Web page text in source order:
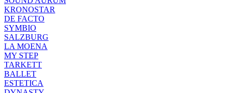
KRONOSTAR
DE FACTO
SYMBIO
SALZBURG
LA MOENA
MY STEP
TARKETT
BALLET
ESTETICA